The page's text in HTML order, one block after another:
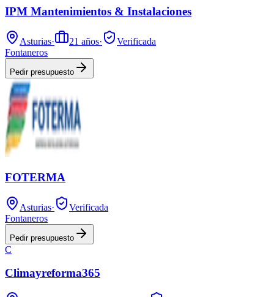
IPM Mantenimientos & Instalaciones
Asturias· 21 años·
Verificada
Fontaneros
Pedir presupuesto
FOTERMA
Asturias·
Verificada
Fontaneros
Pedir presupuesto
C
Climayreforma365